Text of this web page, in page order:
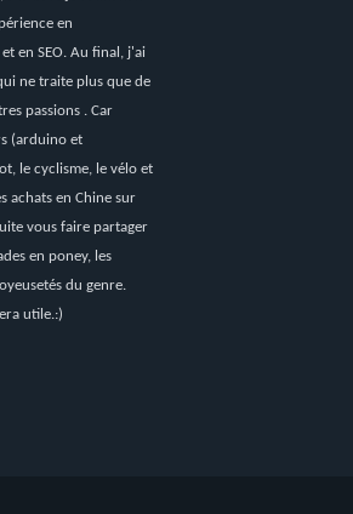
en
en SEO. Au final, j'ai
ne traite plus que de
passions . Car
(arduino et
le cyclisme, le vélo et
achats en Chine sur
vous faire partager
en poney, les
du genre.
utile.:)